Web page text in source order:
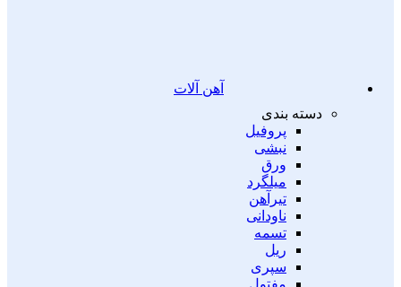
آهن آلات
دسته بندی
پروفیل
نبشی
ورق
میلگرد
تیرآهن
ناودانی
تسمه
ریل
سپری